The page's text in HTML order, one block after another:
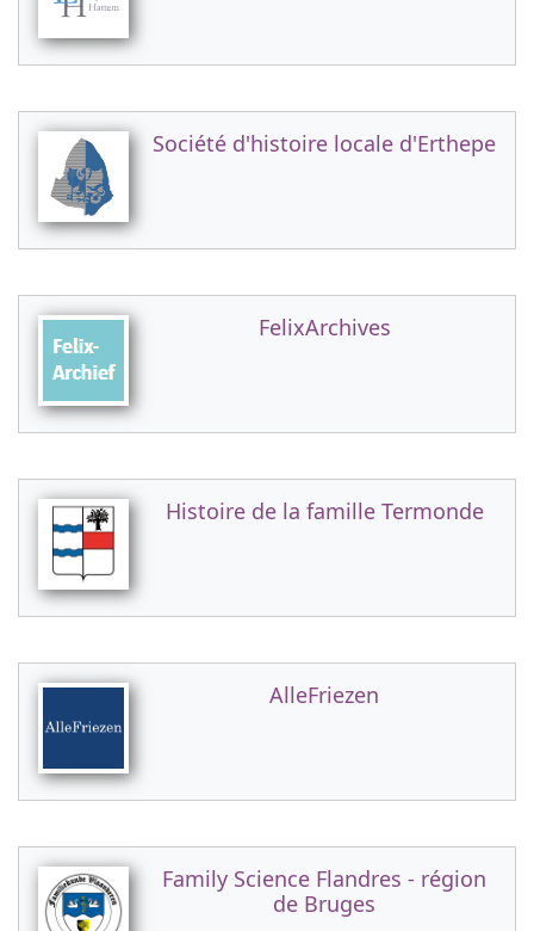
Société d'histoire locale d'Erthepe
FelixArchives
Histoire de la famille Termonde
AlleFriezen
Family Science Flandres - région
de Bruges